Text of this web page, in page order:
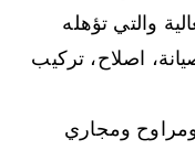
والتي تؤهله
اصلاح، تركيب
ومجاري